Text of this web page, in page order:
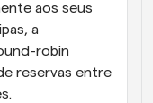
aos seus
a
robin
reservas entre